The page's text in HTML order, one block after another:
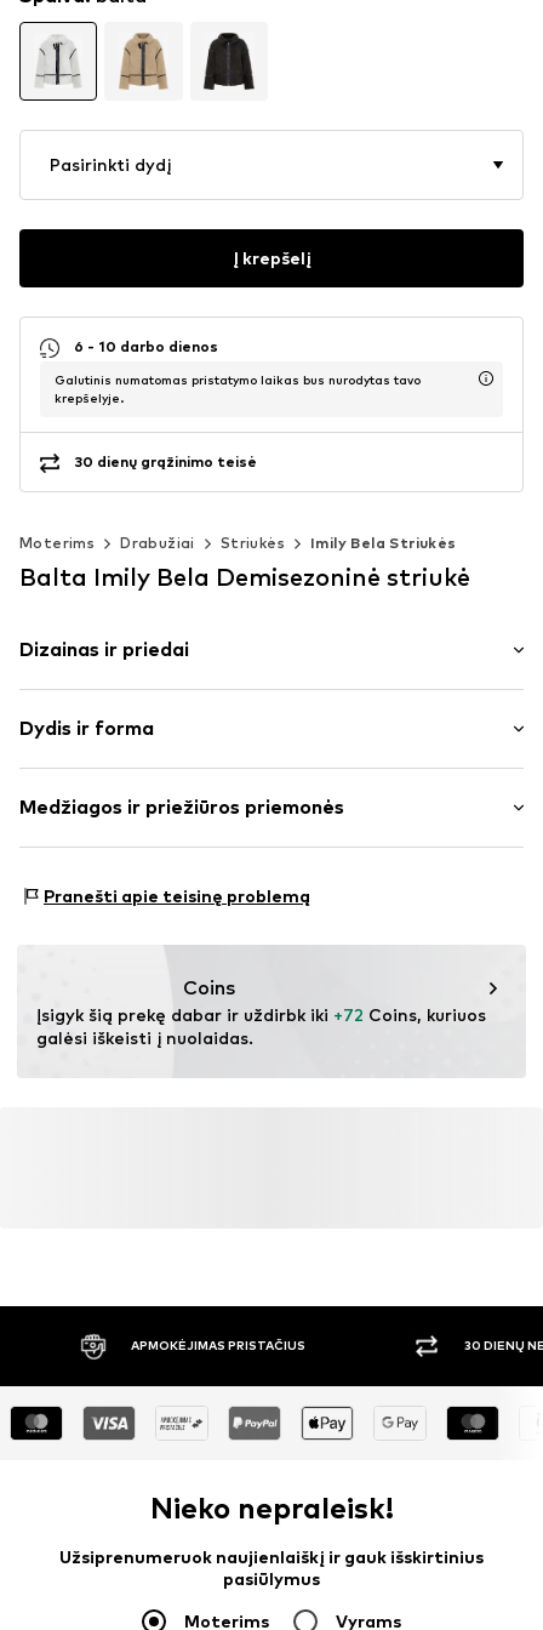
Pasirinkti dydį
Į krepšelį
6 - 10 darbo dienos
Galutinis numatomas pristatymo laikas bus nurodytas tavo
krepšelyje.
30 dienų grąžinimo teisė
Moterims Drabužiai Striukės Imily Bela Striukės
Balta Imily Bela Demisezoninė striukė
Dizainas ir priedai
Teddy
Pečius pridengiančios rankovės
Kontrastingų spalvų intarpai
Užtrauktukas
Dydis ir forma
Medžiagos ir priežiūros priemonės
Pamušalas ir užpildas: 100% Poliesteris – PES
Pranešti apie teisinę problemą
Coins
Įsigyk šią prekę dabar ir uždirbk iki +72 Coins, kuriuos
galėsi iškeisti į nuolaidas.
APMOKĖJIMAS PRISTAČIUS 30 DIENŲ
Nieko nepraleisk!
Užsiprenumeruok naujienlaiškį ir gauk išskirtinius
pasiūlymus
Moterims Vyrams